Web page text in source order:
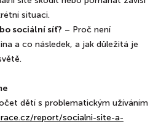
situaci.
sociální síť? – Proč není
a co následek, a jak důležitá je
dětí s problematickým užíváním
report/socialni-site-a-